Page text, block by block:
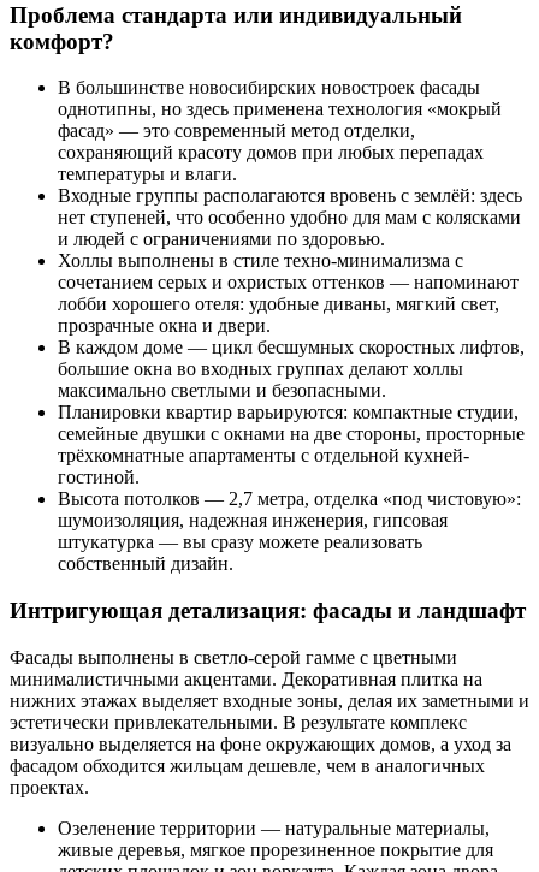
Проблема стандарта или индивидуальный
комфорт?
В большинстве новосибирских новостроек фасады
однотипны, но здесь применена технология «мокрый
фасад» — это современный метод отделки,
сохраняющий красоту домов при любых перепадах
температуры и влаги.
Входные группы располагаются вровень с землёй: здесь
нет ступеней, что особенно удобно для мам с колясками
и людей с ограничениями по здоровью.
Холлы выполнены в стиле техно-минимализма с
сочетанием серых и охристых оттенков — напоминают
лобби хорошего отеля: удобные диваны, мягкий свет,
прозрачные окна и двери.
В каждом доме — цикл бесшумных скоростных лифтов,
большие окна во входных группах делают холлы
максимально светлыми и безопасными.
Планировки квартир варьируются: компактные студии,
семейные двушки с окнами на две стороны, просторные
трёхкомнатные апартаменты с отдельной кухней-
гостиной.
Высота потолков — 2,7 метра, отделка «под чистовую»:
шумоизоляция, надежная инженерия, гипсовая
штукатурка — вы сразу можете реализовать
собственный дизайн.
Интригующая детализация: фасады и ландшафт
Фасады выполнены в светло-серой гамме с цветными
минималистичными акцентами. Декоративная плитка на
нижних этажах выделяет входные зоны, делая их заметными и
эстетически привлекательными. В результате комплекс
визуально выделяется на фоне окружающих домов, а уход за
фасадом обходится жильцам дешевле, чем в аналогичных
проектах.
Озеленение территории — натуральные материалы,
живые деревья, мягкое прорезиненное покрытие для